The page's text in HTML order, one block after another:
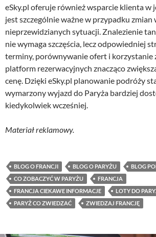
eSky.pl oferuje również wsparcie klienta w
jest szczególnie ważne w przypadku zmian
nieprzewidzianych sytuacji. Znalezienie
nie wymaga szczęścia, lecz odpowiedniej
terminy, porównywanie ofert i korzystanie
platform rezerwacyjnych znacząco
cenę. Dzięki eSky.pl planowanie podróży
wymarzony wyjazd do Paryża bardziej
kiedykolwiek wcześniej.
Materiał reklamowy.
BLOG O FRANCJI BLOG O PARYŻU
BLOG
CO ZOBACZYĆ W PARYŻU
FRANCJA
FRANCJA CIEKAWE INFORMACJE
LOTY DO
PARYŻ CO ZWIEDZAĆ
ZWIEDZAJ FRANCJĘ